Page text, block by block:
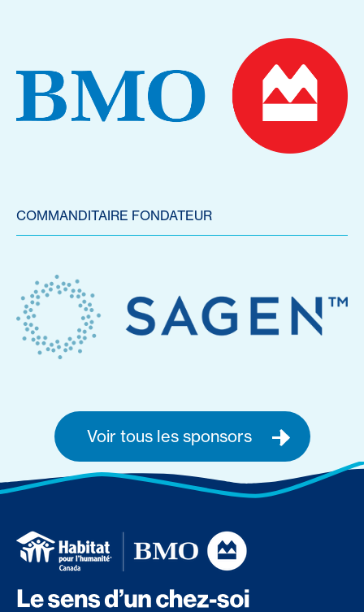
COMMANDITAIRE FONDATEUR
Voir tous les sponsors